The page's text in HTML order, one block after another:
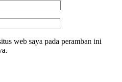
web saya pada peramban ini